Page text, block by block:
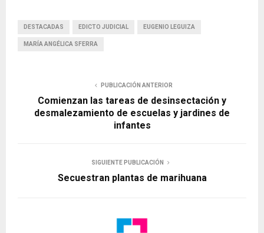
DESTACADAS EDICTO JUDICIAL EUGENIO LEGUIZA
MARÍA ANGÉLICA SFERRA
PUBLICACIÓN ANTERIOR
Comienzan las tareas de desinsectación y
desmalezamiento de escuelas y jardines de
infantes
SIGUIENTE PUBLICACIÓN
Secuestran plantas de marihuana